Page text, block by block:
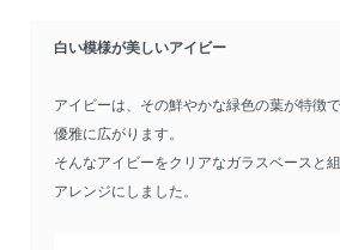
白い模様が美しいアイビー
アイビーは、その鮮やかな緑色の葉が特徴
優雅に広がります。
そんなアイビーをクリアなガラスベースと
アレンジにしました。